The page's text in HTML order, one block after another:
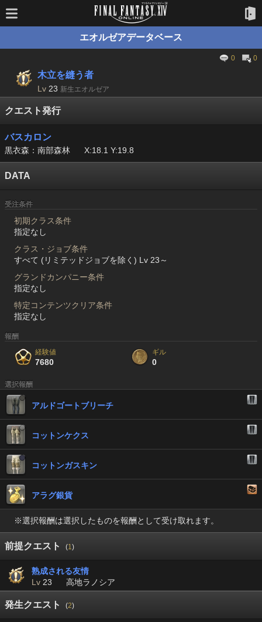
エオルゼアデータベース
0 0
木立を縫う者
Lv 23 新生エオルゼア
クエスト発行
バスカロン
黒衣森：南部森林 X:18.1 Y:19.8
DATA
受注条件
初期クラス条件
指定なし
クラス・ジョブ条件
すべて (リミテッドジョブを除く) Lv 23～
グランドカンパニー条件
指定なし
特定コンテンツクリア条件
指定なし
報酬
経験値
7680
ギル
0
選択報酬
アルドゴートブリーチ
コットンケクス
コットンガスキン
アラグ銀貨
※選択報酬は選択したものを報酬として受け取れます。
前提クエスト (1)
熟成される友情
Lv 23 高地ラノシア
発生クエスト (2)